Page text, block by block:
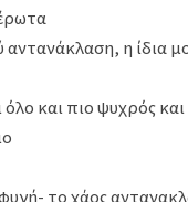
αντανάκλαση, η ίδια
και πιο ψυχρός και
το χάος